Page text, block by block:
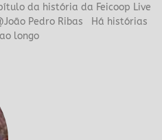
da história da Feicoop Live
Pedro Ribas Há histórias
longo